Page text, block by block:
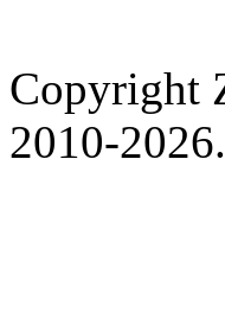
Copyright
2010-